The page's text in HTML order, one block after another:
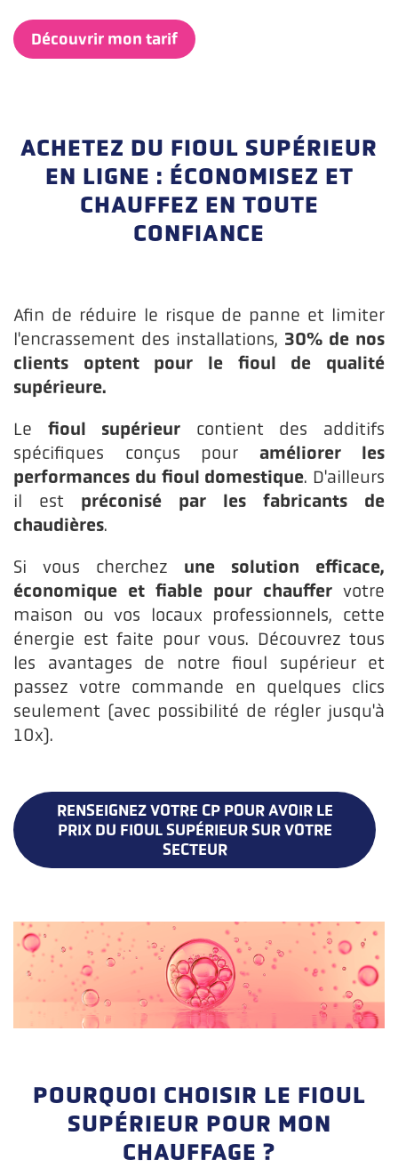
Découvrir mon tarif
Lignes
ACHETEZ DU FIOUL SUPÉRIEUR
EN LIGNE : ÉCONOMISEZ ET
CHAUFFEZ EN TOUTE
CONFIANCE
Afin de réduire le risque de panne et limiter
l'encrassement des installations, 30% de nos
clients optent pour le fioul de qualité
supérieure.
Le fioul supérieur contient des additifs
spécifiques conçus pour améliorer les
performances du fioul domestique. D'ailleurs
il est préconisé par les fabricants de
chaudières.
Si vous cherchez une solution efficace,
économique et fiable pour chauffer votre
maison ou vos locaux professionnels, cette
énergie est faite pour vous. Découvrez tous
les avantages de notre fioul supérieur et
passez votre commande en quelques clics
seulement (avec possibilité de régler jusqu'à
10x).
RENSEIGNEZ VOTRE CP POUR AVOIR LE
PRIX DU FIOUL SUPÉRIEUR SUR VOTRE
SECTEUR
POURQUOI CHOISIR LE FIOUL
SUPÉRIEUR POUR MON
CHAUFFAGE ?